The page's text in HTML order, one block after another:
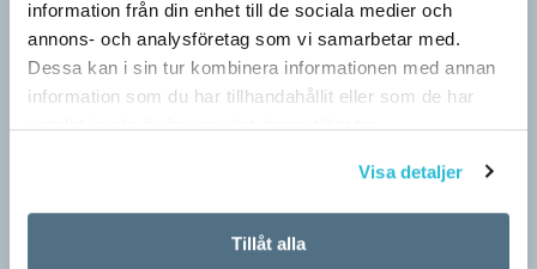
information från din enhet till de sociala medier och
annons- och analysföretag som vi samarbetar med.
Dessa kan i sin tur kombinera informationen med annan
information som du har tillhandahållit eller som de har
samlat in när du har använt deras tjänster.
Visa detaljer
Tillåt alla
Inlärningen gynnas av gissningar
ARTIKLAR
att därefter få det rätta svaret. Det inslaget finns i flera
populära appar…